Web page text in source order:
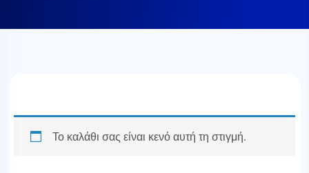
Το καλάθι σας είναι κενό αυτή τη στιγμή.